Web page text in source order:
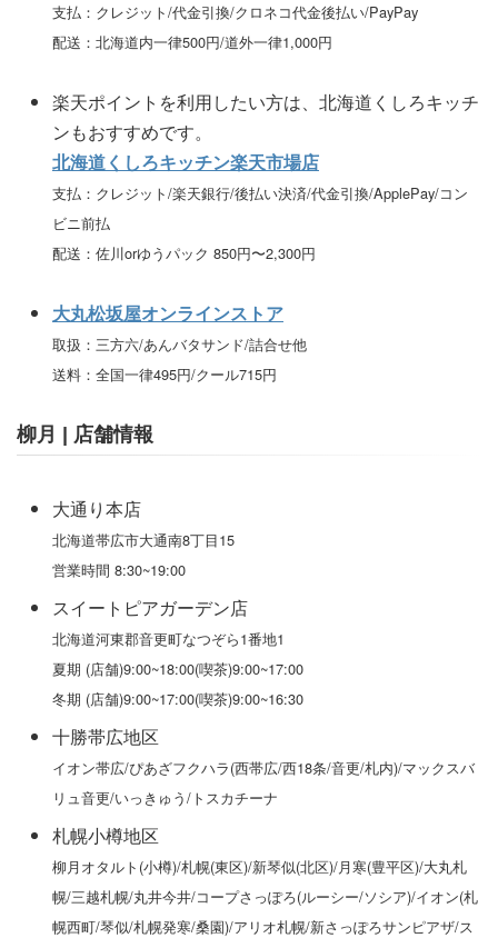
支払：クレジット/代金引換/クロネコ代金後払い/PayPay
配送：北海道内一律500円/道外一律1,000円
楽天ポイントを利用したい方は、北海道くしろキッチ
ンもおすすめです。
北海道くしろキッチン楽天市場店
支払：クレジット/楽天銀行/後払い決済/代金引換/ApplePay/コン
ビニ前払
配送：佐川orゆうパック 850円〜2,300円
大丸松坂屋オンラインストア
取扱：三方六/あんバタサンド/詰合せ他
送料：全国一律495円/クール715円
柳月 | 店舗情報
大通り本店
北海道帯広市大通南8丁目15
営業時間 8:30~19:00
スイートピアガーデン店
北海道河東郡音更町なつぞら1番地1
夏期 (店舗)9:00~18:00(喫茶)9:00~17:00
冬期 (店舗)9:00~17:00(喫茶)9:00~16:30
十勝帯広地区
イオン帯広/ぴあざフクハラ(西帯広/西18条/音更/札内)/マックスバ
リュ音更/いっきゅう/トスカチーナ
札幌小樽地区
柳月オタルト(小樽)/札幌(東区)/新琴似(北区)/月寒(豊平区)/大丸札
幌/三越札幌/丸井今井/コープさっぽろ(ルーシー/ソシア)/イオン(札
幌西町/琴似/札幌発寒/桑園)/アリオ札幌/新さっぽろサンピアザ/ス